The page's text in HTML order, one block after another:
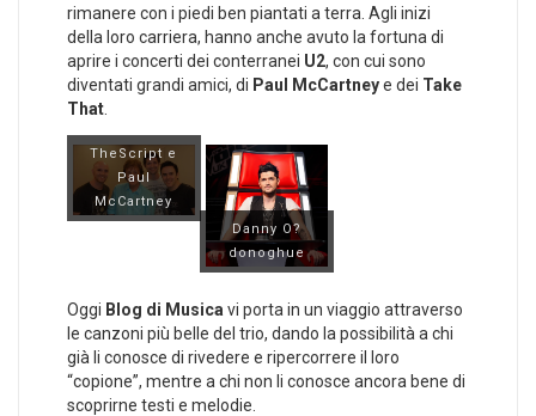
rimanere con i piedi ben piantati a terra. Agli inizi
della loro carriera, hanno anche avuto la fortuna di
aprire i concerti dei conterranei U2, con cui sono
diventati grandi amici, di Paul McCartneye dei Take
That
TheScript e
Paul
McCartney
Danny O?
donoghue
Oggi Blog di Musica vi porta in un viaggio attraverso
le canzoni più belle del trio, dando la possibilità a chi
già li conosce di rivedere e ripercorrere il loro
“copione”, mentre a chi non li conosce ancora bene di
scoprirne testi e melodie.